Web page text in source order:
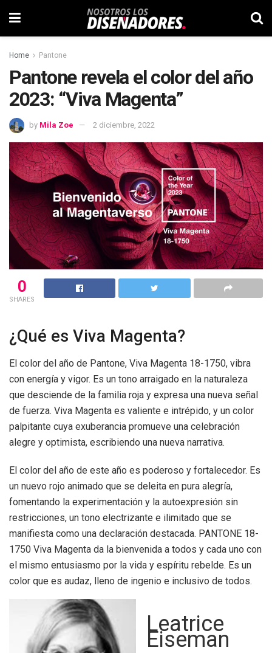
Home Pantone
Pantone revela el color del año
2023: “Viva Magenta”
by Mila Zoe 2 diciembre, 2022
0
SHARES
¿Qué es Viva Magenta?
El color del año de Pantone, Viva Magenta 18-1750, vibra
con energía y vigor. Es un tono arraigado en la naturaleza
que desciende de la familia roja y expresa una nueva señal
de fuerza. Viva Magenta es valiente e intrépido, y un color
palpitante cuya exuberancia promueve una celebración
alegre y optimista, escribiendo una nueva narrativa.
El color del año de este año es poderoso y fortalecedor. Es
un nuevo rojo animado que se deleita en pura alegría,
fomentando la experimentación y la autoexpresión sin
restricciones, un tono electrizante e ilimitado que se
manifiesta como una declaración destacada. PANTONE 18-
1750 Viva Magenta da la bienvenida a todos y cada uno con
el mismo entusiasmo por la vida y espíritu rebelde. Es un
color que es audaz, lleno de ingenio e inclusivo de todos.
Leatrice
Eiseman